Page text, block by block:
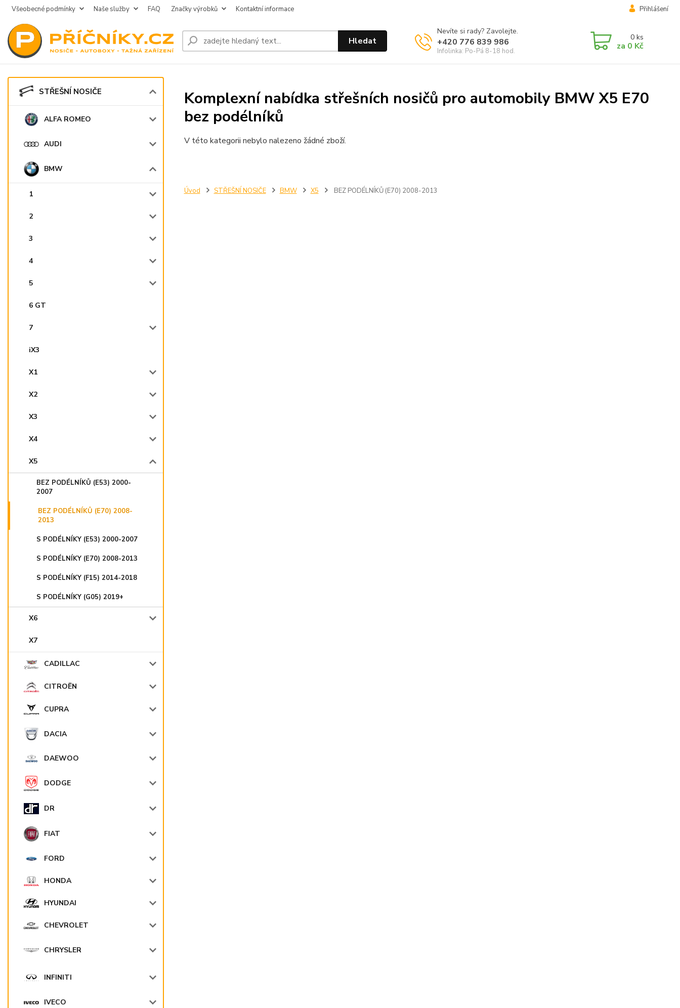
Všeobecné podmínky Naše služby FAQ Značky výrobků Kontaktní informace Přihlášení
Hledat
Nevíte si rady? Zavolejte.
+420 776 839 986
Infolinka: Po-Pá 8-18 hod.
0 ks
za 0 Kč
STŘEŠNÍ NOSIČE
ALFA ROMEO
AUDI
BMW
1
2
3
4
5
6 GT
7
iX3
X1
X2
X3
X4
X5
BEZ PODÉLNÍKŮ (E53) 2000-
2007
BEZ PODÉLNÍKŮ (E70) 2008-
2013
S PODÉLNÍKY (E53) 2000-2007
S PODÉLNÍKY (E70) 2008-2013
S PODÉLNÍKY (F15) 2014-2018
S PODÉLNÍKY (G05) 2019+
X6
X7
CADILLAC
CITROËN
CUPRA
DACIA
DAEWOO
DODGE
DR
FIAT
FORD
HONDA
HYUNDAI
CHEVROLET
CHRYSLER
INFINITI
IVECO
Úvod STŘEŠNÍ NOSIČE BMW X5 BEZ PODÉLNÍKŮ (E70) 2008-2013
Komplexní nabídka střešních nosičů pro automobily BMW X5 E70
bez podélníků
V této kategorii nebylo nalezeno žádné zboží.